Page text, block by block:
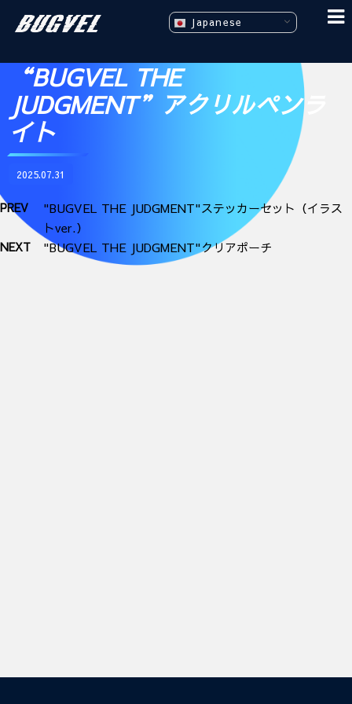
“BUGVEL THE
JUDGMENT”アクリルペンラ
イト
2025.07.31
PREV
"BUGVEL THE JUDGMENT"ステッカーセット（イラス
トver.）
NEXT "BUGVEL THE JUDGMENT"クリアポーチ
Japanese